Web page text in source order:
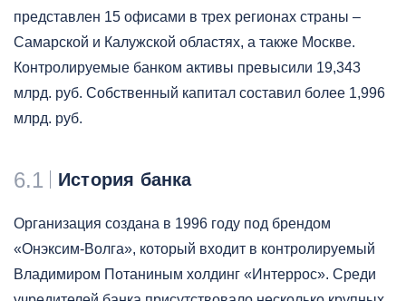
представлен 15 офисами в трех регионах страны –
Самарской и Калужской областях, а также Москве.
Контролируемые банком активы превысили 19,343
млрд. руб. Собственный капитал составил более 1,996
млрд. руб.
6.1 История банка
Организация создана в 1996 году под брендом
«Онэксим-Волга», который входит в контролируемый
Владимиром Потаниным холдинг «Интеррос». Среди